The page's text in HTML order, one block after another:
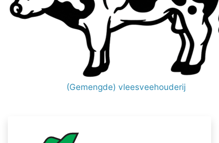
(Gemengde) vleesveehouderij